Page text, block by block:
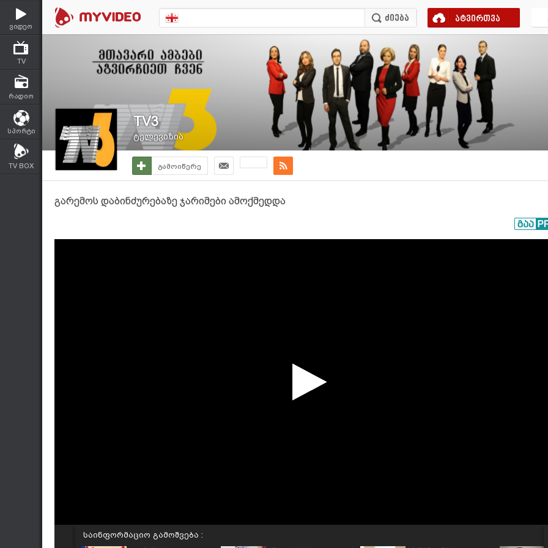
ვიდეო
TV
რადიო
სპორტი
TV BOX
ატვირთვა
TV3
ტელევიზია
გამოიწერე
გარემოს დაბინძურებაზე ჯარიმები ამოქმედდა
საინფორმაციო გამოშვება :